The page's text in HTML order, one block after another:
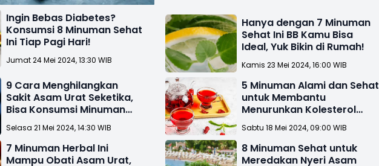
Ingin Bebas Diabetes?
Konsumsi 8 Minuman Sehat
Ini Tiap Pagi Hari!
Jumat 24 Mei 2024, 13:30 WIB
Hanya dengan 7 Minuman
Sehat Ini BB Kamu Bisa
Ideal, Yuk Bikin di Rumah!
Kamis 23 Mei 2024, 16:00 WIB
9 Cara Menghilangkan
Sakit Asam Urat Seketika,
Bisa Konsumsi Minuman
Alami!
Selasa 21 Mei 2024, 14:30 WIB
5 Minuman Alami dan Sehat
untuk Membantu
Menurunkan Kolesterol
Tinggi
Sabtu 18 Mei 2024, 09:00 WIB
7 Minuman Herbal Ini
Mampu Obati Asam Urat,
8 Minuman Sehat untuk
Meredakan Nyeri Asam